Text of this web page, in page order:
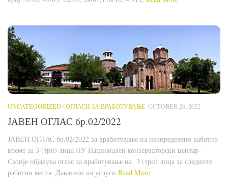
UNCATEGORIZED/ОГЛАСИ ЗА ВРАБОТУВАЊЕ OCTOBER 26, 2022
ЈАВЕН ОГЛАС бр.02/2022
ЈАВЕН ОГЛАС бр.02/2022 за вработување на неопределено работно
време за 3 (три) лица НУ Национален конзерваторски центар –
Скопје објавува оглас за вработување на 3 (три) лица за следните
работни места: Даватели на услуги Read More